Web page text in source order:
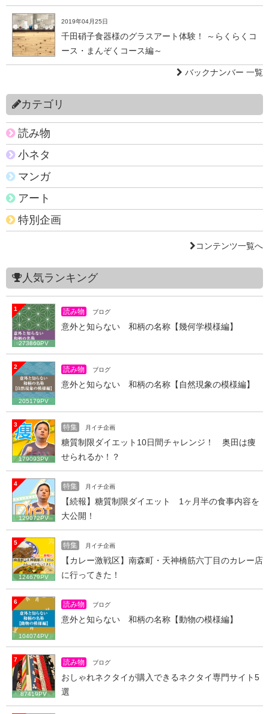
2019年04月25日
千田硝子食器様のグラスアート体験！ ～らくらくコ
ース・まんぞくコース編～
バックナンバー 一覧
カテゴリ
読み物
小ネタ
マンガ
アート
特別企画
コンテンツ一覧へ
人気ランキング
1
273860PV
読み物 ブログ
意外と知らない 和柄の名称【幾何学模様編】
2
205179PV
読み物 ブログ
意外と知らない 和柄の名称【自然現象の模様編】
3
179093PV
特集 月イチ企画
糖質制限ダイエット10日間チャレンジ！ 奥田は痩
せられるか！？
4
129072PV
特集 月イチ企画
【続報】糖質制限ダイエット 1ヶ月半の食事内容を
大公開！
5
124679PV
特集 月イチ企画
【カレー激戦区】南森町・天神橋筋六丁目のカレー店
に行ってきた！
6
104074PV
読み物 ブログ
意外と知らない 和柄の名称【動物の模様編】
7
87419PV
読み物 ブログ
おしゃれネクタイが購入できるネクタイ専門サイト5
選